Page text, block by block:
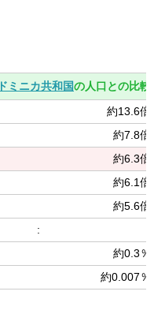
ドミニカ共和国の人口との比較
約13.6倍
約7.8倍
約6.3倍
約6.1倍
約5.6倍
:
約0.3％
約0.007％